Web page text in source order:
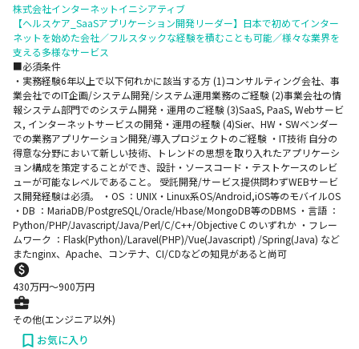
株式会社インターネットイニシアティブ
【ヘルスケア_SaaSアプリケーション開発リーダー】日本で初めてインター
ネットを始めた会社／フルスタックな経験を積むことも可能／様々な業界を
支える多様なサービス
■必須条件
・実務経験6年以上で以下何れかに該当する方 (1)コンサルティング会社、事
業会社でのIT企画/システム開発/システム運用業務のご経験 (2)事業会社の情
報システム部門でのシステム開発・運用のご経験 (3)SaaS, PaaS, Webサービ
ス, インターネットサービスの開発・運用の経験 (4)Sier、HW・SWベンダー
での業務アプリケーション開発/導入プロジェクトのご経験 ・IT技術 自分の
得意な分野において新しい技術、トレンドの思想を取り入れたアプリケーシ
ョン構成を策定することができ、設計・ソースコード・テストケースのレビ
ューが可能なレベルであること。 受託開発/サービス提供問わずWEBサービ
ス開発経験は必須。 ・OS ：UNIX・Linux系OS/Android,iOS等のモバイルOS
・DB ：MariaDB/PostgreSQL/Oracle/Hbase/MongoDB等のDBMS ・言語 ：
Python/PHP/Javascript/Java/Perl/C/C++/Objective C のいずれか ・フレー
ムワーク ：Flask(Python)/Laravel(PHP)/Vue(Javascript) /Spring(Java) など
またnginx、Apache、コンテナ、CI/CDなどの知見があると尚可
430万円〜900万円
その他(エンジニア以外)
お気に入り